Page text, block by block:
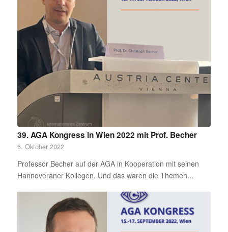
39. AGA Kongress in Wien 2022 mit Prof. Becher
6. Oktober 2022
Professor Becher auf der AGA in Kooperation mit seinen
Hannoveraner Kollegen. Und das waren die Themen...